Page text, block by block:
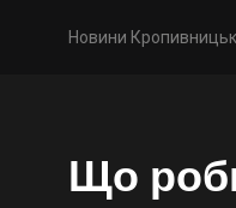
Новини
Що